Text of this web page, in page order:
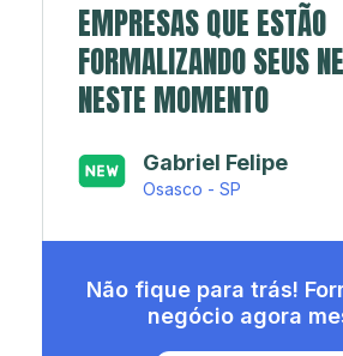
EMPRESAS QUE ESTÃO
FORMALIZANDO SEUS
NESTE MOMENTO
Gabriel Felipe
Osasco - SP
Japa’s açaí e
Rio de Janeiro - RJ
Não fique para trás!
negócio agora